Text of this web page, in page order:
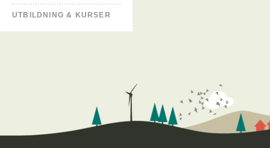
UTBILDNING & KURSER